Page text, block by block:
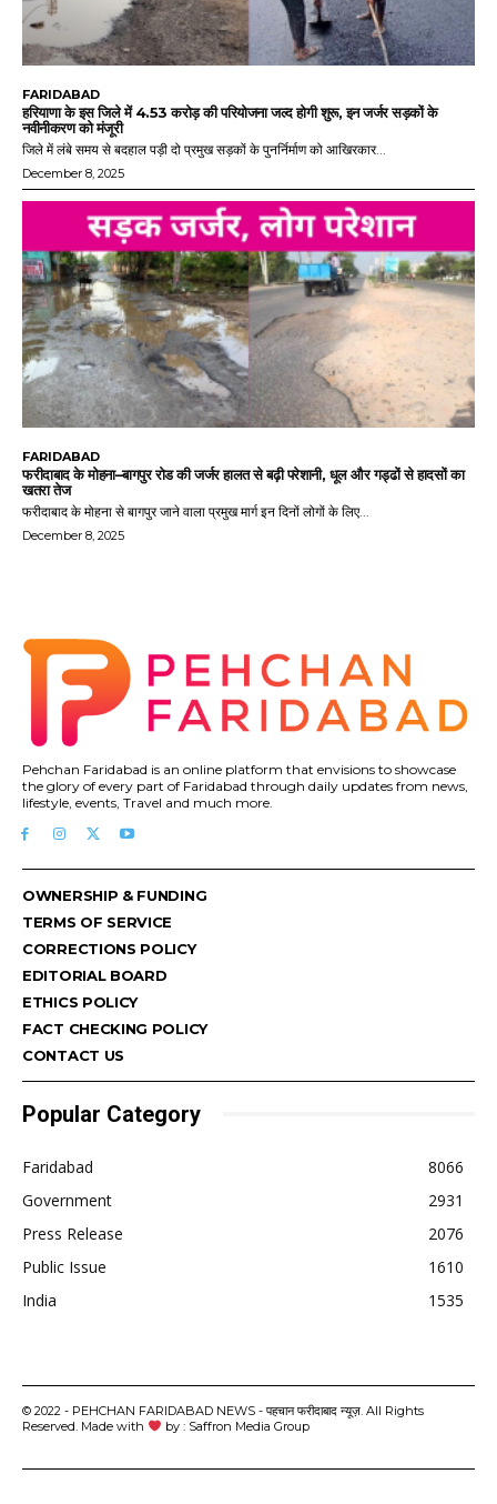
FARIDABAD
हरियाणा के इस जिले में 4.53 करोड़ की परियोजना जल्द होगी शुरू, इन जर्जर सड़कों के
नवीनीकरण को मंजूरी
जिले में लंबे समय से बदहाल पड़ी दो प्रमुख सड़कों के पुनर्निर्माण को आखिरकार...
December 8, 2025
FARIDABAD
फरीदाबाद के मोहना–बागपुर रोड की जर्जर हालत से बढ़ी परेशानी, धूल और गड्ढों से हादसों का
खतरा तेज
फरीदाबाद के मोहना से बागपुर जाने वाला प्रमुख मार्ग इन दिनों लोगों के लिए...
December 8, 2025
Pehchan Faridabad is an online platform that envisions to showcase
the glory of every part of Faridabad through daily updates from news,
lifestyle, events, Travel and much more.
OWNERSHIP & FUNDING
TERMS OF SERVICE
CORRECTIONS POLICY
EDITORIAL BOARD
ETHICS POLICY
FACT CHECKING POLICY
CONTACT US
Popular Category
Faridabad
8066
Government
2931
Press Release
2076
Public Issue
1610
India
1535
© 2022 - PEHCHAN FARIDABAD NEWS - पहचान फरीदाबाद न्यूज़. All Rights
Reserved. Made with
by : Saffron Media Group